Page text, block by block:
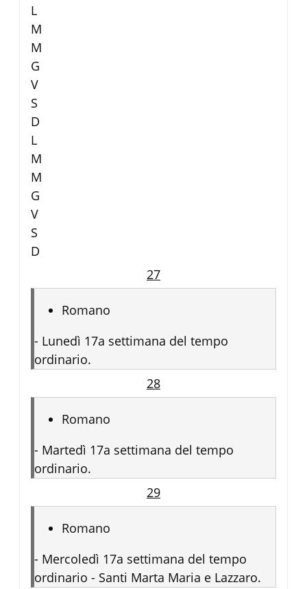
L
M
M
G
V
S
D
L
M
M
G
V
S
D
27
Romano
- Lunedì 17a settimana del tempo
ordinario.
28
Romano
- Martedì 17a settimana del tempo
ordinario.
29
Romano
- Mercoledì 17a settimana del tempo
ordinario - Santi Marta Maria e Lazzaro.